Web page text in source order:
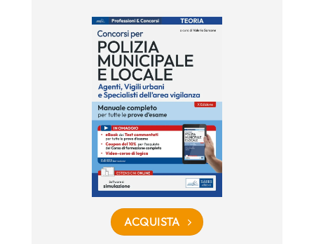
ACQUISTA